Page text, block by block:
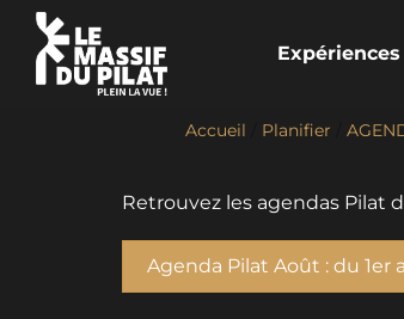
Expériences
Accueil Planifier
Retrouvez les agendas Pilat
Agenda Pilat Août : du 1er